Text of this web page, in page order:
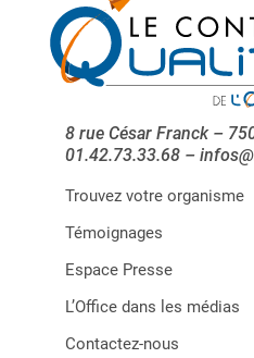
8 rue César Franck –
01.42.73.33.68 –
Trouvez votre organisme
Témoignages
Espace Presse
L’Office dans les médias
Contactez-nous